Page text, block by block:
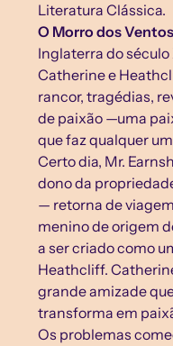
Literatura Clássica.
O Morro dos
Inglaterra do
Catherine e
rancor, tragédias,
de paixão —uma
que faz qualquer
Certo dia, Mr.
dono da
— retorna de
menino de origem
a ser criado como
Heathcliff.
grande amizade
transforma em
Os problemas